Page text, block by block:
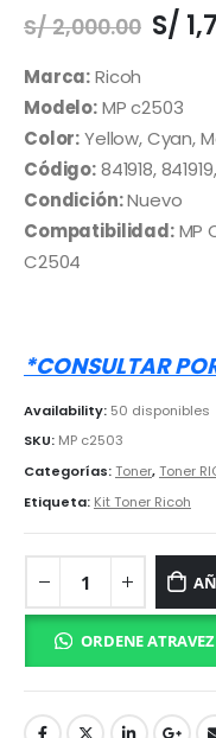
S/2,000.00 El
era:
S/
S/
Marca:Ricoh
Modelo:MP c2503
Color:Yellow, Cyan,
Código:841918,
Condición:Nuevo
Compatibilidad:MP
C2504
*CONSULTAR
Availability: 50 disponibles
SKU: MP c2503
Categorías:Toner,Toner
Etiqueta: Kit Toner Ricoh
ORDENE